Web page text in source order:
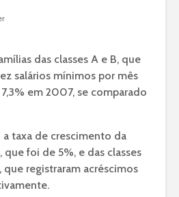
das classes A e B, que
salários mínimos por mês
em 2007, se comparado
taxa de crescimento da
foi de 5%, e das classes
que registraram acréscimos